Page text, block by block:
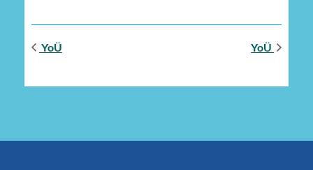
YoÜ YoÜ